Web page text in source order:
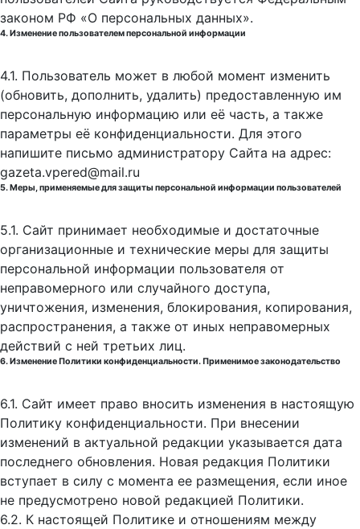
законом РФ «О персональных данных».
4. Изменение пользователем персональной информации
4.1. Пользователь может в любой момент изменить
(обновить, дополнить, удалить) предоставленную им
персональную информацию или её часть, а также
параметры её конфиденциальности. Для этого
напишите письмо администратору Сайта на адрес:
gazeta.vpered@mail.ru
5. Меры, применяемые для защиты персональной информации пользователей
5.1. Сайт принимает необходимые и достаточные
организационные и технические меры для защиты
персональной информации пользователя от
неправомерного или случайного доступа,
уничтожения, изменения, блокирования, копирования,
распространения, а также от иных неправомерных
действий с ней третьих лиц.
6. Изменение Политики конфиденциальности. Применимое законодательство
6.1. Сайт имеет право вносить изменения в настоящую
Политику конфиденциальности. При внесении
изменений в актуальной редакции указывается дата
последнего обновления. Новая редакция Политики
вступает в силу с момента ее размещения, если иное
не предусмотрено новой редакцией Политики.
6.2. К настоящей Политике и отношениям между